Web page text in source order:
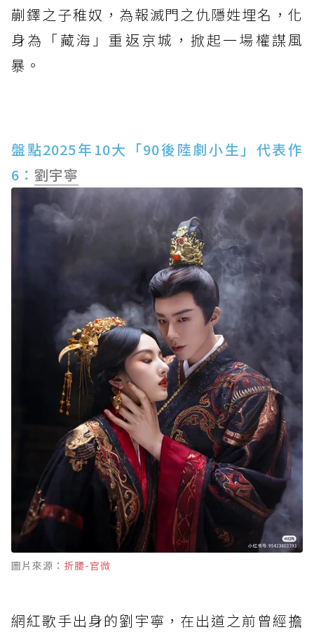
蒯鐸之子稚奴，為報滅門之仇隱姓埋名，化
身為「藏海」重返京城，掀起一場權謀風
暴。
盤點2025年10大「90後陸劇小生」代表作
6： 劉宇寧
圖片來源： 折腰-官微
網紅歌手出身的劉宇寧，在出道之前曾經擔